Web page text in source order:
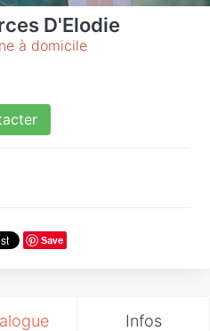
D'Elodie
à domicile
Save
Infos